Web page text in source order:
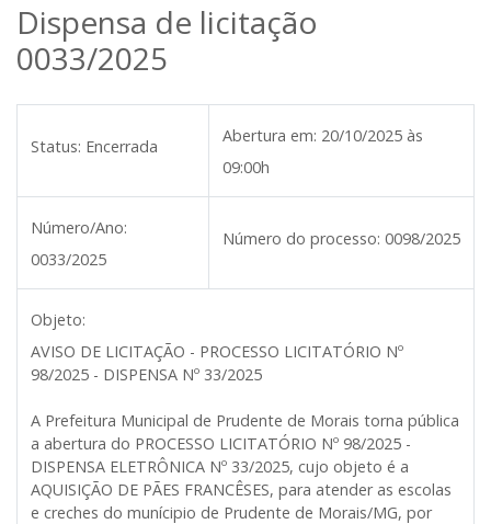
Dispensa de licitação
0033/2025
Status: Encerrada
Abertura em: 20/10/2025 às
09:00h
Número/Ano:
0033/2025
Número do processo: 0098/2025
Objeto:
AVISO DE LICITAÇÃO - PROCESSO LICITATÓRIO Nº
98/2025 - DISPENSA Nº 33/2025
A Prefeitura Municipal de Prudente de Morais torna pública
a abertura do PROCESSO LICITATÓRIO Nº 98/2025 -
DISPENSA ELETRÔNICA Nº 33/2025, cujo objeto é a
AQUISIÇÃO DE PÃES FRANCÊSES, para atender as escolas
e creches do munícipio de Prudente de Morais/MG, por